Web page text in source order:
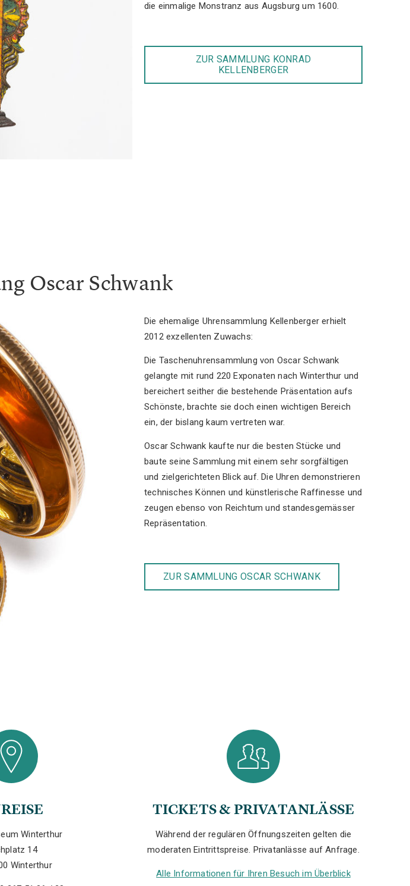
die einmalige Monstranz aus Augsburg um 1600.
ZUR SAMMLUNG KONRAD
KELLENBERGER
Oscar Schwank
Die ehemalige Uhrensammlung Kellenberger erhielt
2012 exzellenten Zuwachs:
Die Taschenuhrensammlung von Oscar Schwank
gelangte mit rund 220 Exponaten nach Winterthur und
bereichert seither die bestehende Präsentation aufs
Schönste, brachte sie doch einen wichtigen Bereich
ein, der bislang kaum vertreten war.
Oscar Schwank kaufte nur die besten Stücke und
baute seine Sammlung mit einem sehr sorgfältigen
und zielgerichteten Blick auf. Die Uhren demonstrieren
technisches Können und künstlerische Raffinesse und
zeugen ebenso von Reichtum und standesgemässer
Repräsentation.
ZUR SAMMLUNG OSCAR SCHWANK
Winterthur
14
Winterthur
TICKETS & PRIVATANLÄSSE
Während der regulären Öffnungszeiten gelten die
moderaten Eintrittspreise. Privatanlässe auf Anfrage.
Alle Informationen für Ihren Besuch im Überblick